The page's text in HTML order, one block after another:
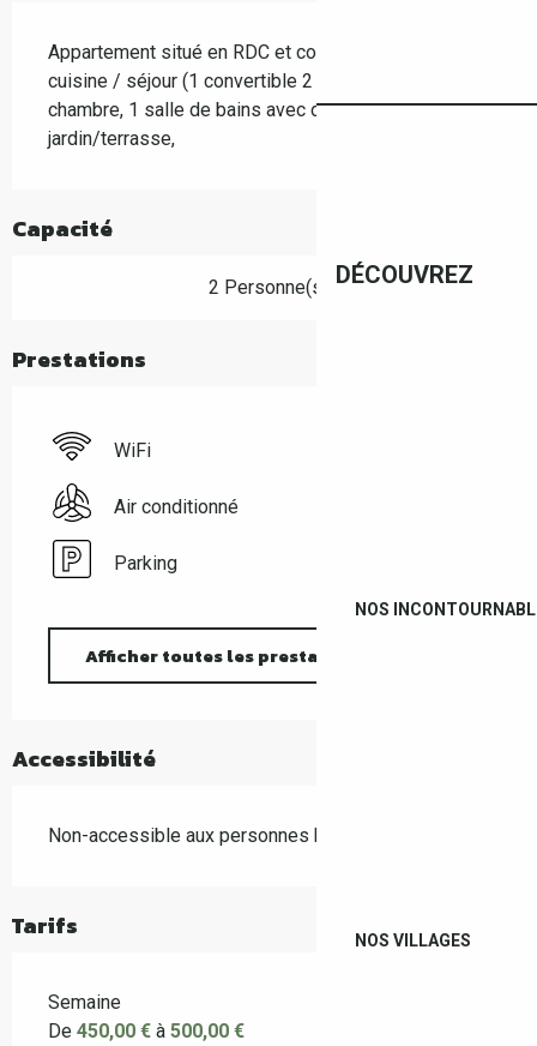
DÉCOUVREZ
NOS
NOS VILLAGES
Appartement situé en RDC et composé e : 1 coin
cuisine / séjour (1 convertible 2 personnes) 1
chambre, 1 salle de bains avec douche, parking,
jardin/terrasse,
Capacité
2 Personne(s)
Prestations
WiFi
Air conditionné
Parking
Afficher toutes les prestations
Accessibilité
Non-accessible aux personnes handicapées
Tarifs
Semaine
De 450,00 € à 500,00 €